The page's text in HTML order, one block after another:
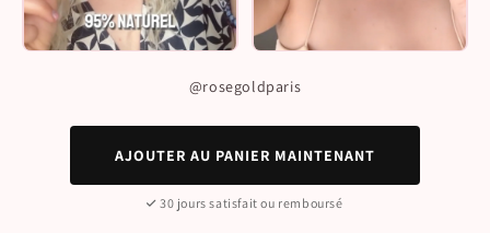
@rosegoldparis
AJOUTER AU PANIER MAINTENANT
30 jours satisfait ou remboursé